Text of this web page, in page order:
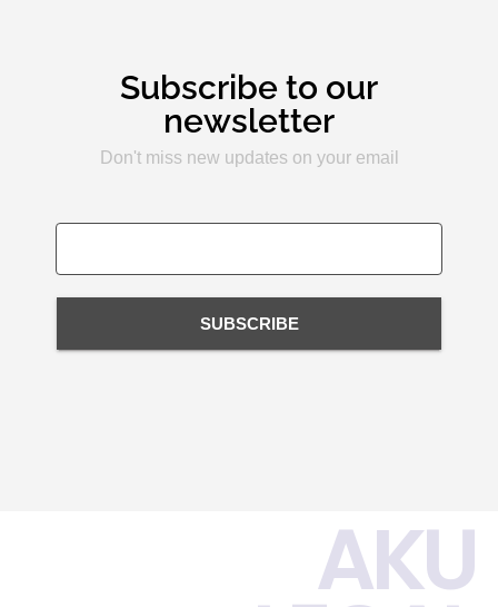
Subscribe to our
newsletter
Don't miss new updates on your email
SUBSCRIBE
AKU